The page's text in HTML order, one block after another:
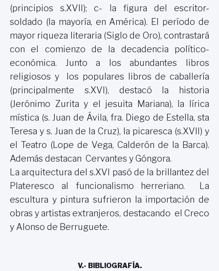
(principios s.XVII); c- la figura del escritor-
soldado (la mayoría, en América). El período de
mayor riqueza literaria (Siglo de Oro), contrastará
con el comienzo de la decadencia político-
económica. Junto a los abundantes libros
religiosos y los populares libros de caballería
(principalmente s.XVI), destacó la historia
(Jerónimo Zurita y el jesuita Mariana), la lírica
mística (s. Juan de Ávila, fra. Diego de Estella, sta
Teresa y s. Juan de la Cruz), la picaresca (s.XVII) y
el Teatro (Lope de Vega, Calderón de la Barca).
Además destacan Cervantes y Góngora.
La arquitectura del s.XVI pasó de la brillantez del
Plateresco al funcionalismo herreriano. La
escultura y pintura sufrieron la importación de
obras y artistas extranjeros, destacando el Creco
y Alonso de Berruguete.
V.- BIBLIOGRAFÍA.